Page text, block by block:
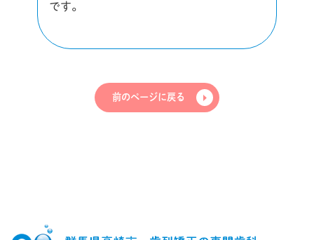
です。
前のページに戻る